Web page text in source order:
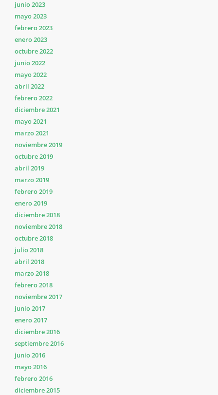
junio 2023
mayo 2023
febrero 2023
enero 2023
octubre 2022
junio 2022
mayo 2022
abril 2022
febrero 2022
diciembre 2021
mayo 2021
marzo 2021
noviembre 2019
octubre 2019
abril 2019
marzo 2019
febrero 2019
enero 2019
diciembre 2018
noviembre 2018
octubre 2018
julio 2018
abril 2018
marzo 2018
febrero 2018
noviembre 2017
junio 2017
enero 2017
diciembre 2016
septiembre 2016
junio 2016
mayo 2016
febrero 2016
diciembre 2015